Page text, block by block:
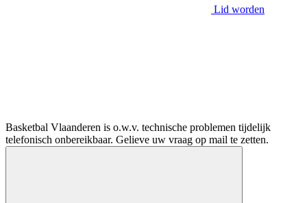
Lid worden
Basketbal Vlaanderen is o.w.v. technische problemen tijdelijk
telefonisch onbereikbaar. Gelieve uw vraag op mail te zetten.